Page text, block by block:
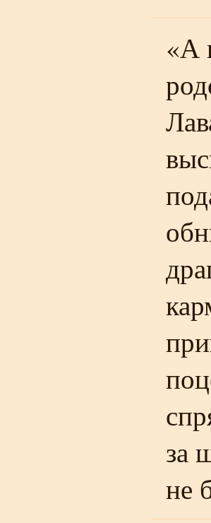
«А
за
не